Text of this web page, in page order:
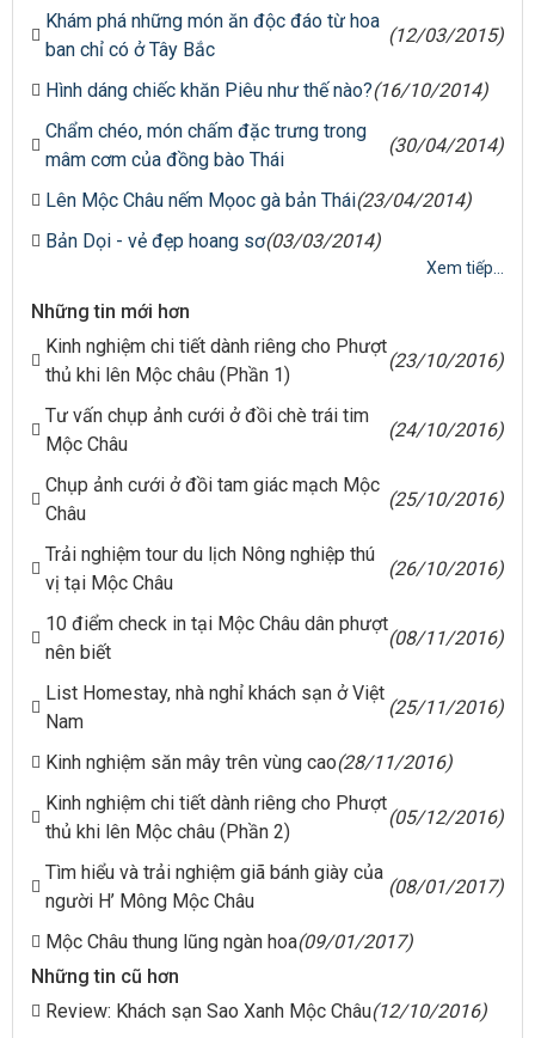
Khám phá những món ăn độc đáo từ hoa
ban chỉ có ở Tây Bắc
(12/03/2015)
Hình dáng chiếc khăn Piêu như thế nào?(16/10/2014)
Chẩm chéo, món chấm đặc trưng trong
mâm cơm của đồng bào Thái
(30/04/2014)
Lên Mộc Châu nếm Mọoc gà bản Thái(23/04/2014)
Bản Dọi - vẻ đẹp hoang sơ(03/03/2014)
Xem tiếp...
Những tin mới hơn
Kinh nghiệm chi tiết dành riêng cho Phượt
thủ khi lên Mộc châu (Phần 1)
(23/10/2016)
Tư vấn chụp ảnh cưới ở đồi chè trái tim
Mộc Châu
(24/10/2016)
Chụp ảnh cưới ở đồi tam giác mạch Mộc
Châu
(25/10/2016)
Trải nghiệm tour du lịch Nông nghiệp thú
vị tại Mộc Châu
(26/10/2016)
10 điểm check in tại Mộc Châu dân phượt
nên biết
(08/11/2016)
List Homestay, nhà nghỉ khách sạn ở Việt
Nam
(25/11/2016)
Kinh nghiệm săn mây trên vùng cao(28/11/2016)
Kinh nghiệm chi tiết dành riêng cho Phượt
thủ khi lên Mộc châu (Phần 2)
(05/12/2016)
Tìm hiểu và trải nghiệm giã bánh giày của
người H’ Mông Mộc Châu
(08/01/2017)
Mộc Châu thung lũng ngàn hoa(09/01/2017)
Những tin cũ hơn
Review: Khách sạn Sao Xanh Mộc Châu(12/10/2016)